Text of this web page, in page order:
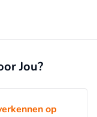
Jou?
op